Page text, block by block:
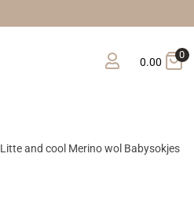
0.00
0
Litte and cool Merino wol Babysokjes